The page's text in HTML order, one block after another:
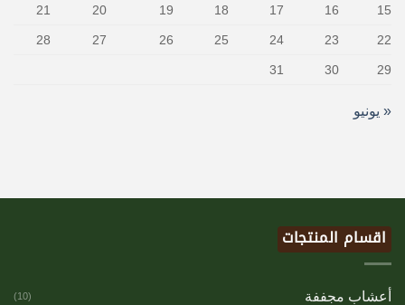
15
16
17
18
19
20
21
22
23
24
25
26
27
28
29
30
31
« يونيو
اقسام المنتجات
أعشاب مجففة (10)